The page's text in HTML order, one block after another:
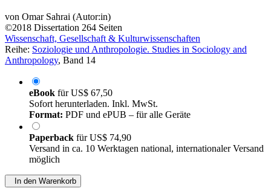
von Omar Sahrai (Autor:in)
©2018 Dissertation 264 Seiten
Wissenschaft, Gesellschaft & Kulturwissenschaften
Reihe: Soziologie und Anthropologie. Studies in Sociology and
Anthropology, Band 14
eBook fürUS$ 67,50
Sofort herunterladen. Inkl. MwSt.
Format: PDF und ePUB – für alle Geräte
Paperback fürUS$ 74,90
Versand in ca. 10 Werktagen national, internationaler Versand
möglich
In den Warenkorb